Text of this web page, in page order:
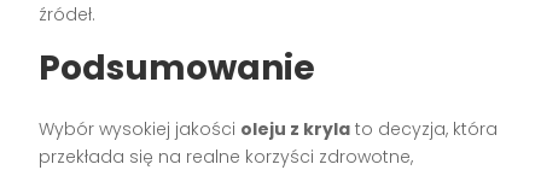
źródeł.
Podsumowanie
Wybór wysokiej jakości oleju z kryla to decyzja, która
przekłada się na realne korzyści zdrowotne,